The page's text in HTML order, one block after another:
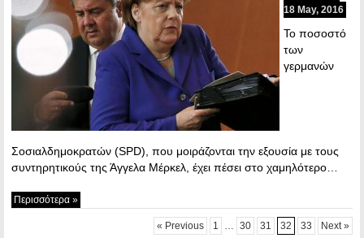
18 May, 2016
Το ποσοστό
των
γερμανών
Σοσιαλδημοκρατών (SPD), που μοιράζονται την εξουσία με τους
συντηρητικούς της Άγγελα Μέρκελ, έχει πέσει στο χαμηλότερο…
Περισσότερα »
« Previous 1 30 31 32 33 Next »